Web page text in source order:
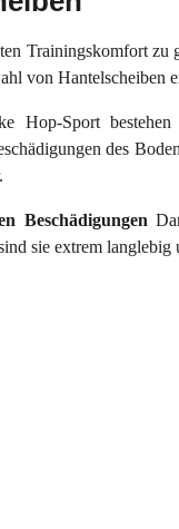
Trainingskomfort zu
von Hantelscheiben
Hop-Sport
des
Beschädigungen
sie extrem langlebig